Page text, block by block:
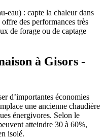
eau) : capte la chaleur dans
des performances très
de forage ou de captage
à Gisors -
d’importantes économies
une ancienne chaudière
énergivores. Selon le
atteindre 30 à 60%,
isolé.​